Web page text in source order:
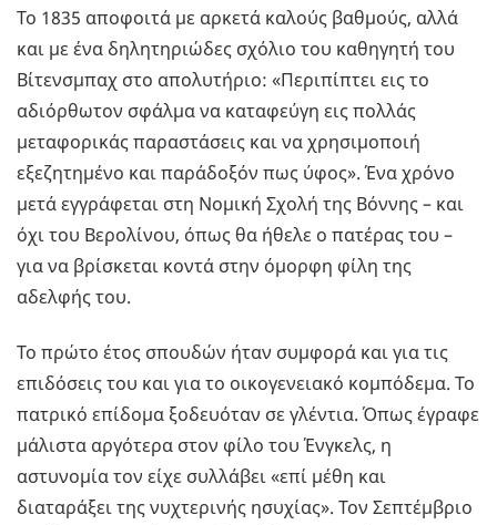
Το 1835 αποφοιτά με αρκετά καλούς βαθμούς, αλλά
και με ένα δηλητηριώδες σχόλιο του καθηγητή του
Βίτενσμπαχ στο απολυτήριο: «Περιπίπτει εις το
αδιόρθωτον σφάλμα να καταφεύγη εις πολλάς
μεταφορικάς παραστάσεις και να χρησιμοποιή
εξεζητημένο και παράδοξόν πως ύφος». Ένα χρόνο
μετά εγγράφεται στη Νομική Σχολή της Βόννης – και
όχι του Βερολίνου, όπως θα ήθελε ο πατέρας του –
για να βρίσκεται κοντά στην όμορφη φίλη της
αδελφής του.
Το πρώτο έτος σπουδών ήταν συμφορά και για τις
επιδόσεις του και για το οικογενειακό κομπόδεμα. Το
πατρικό επίδομα ξοδευόταν σε γλέντια. Όπως έγραφε
μάλιστα αργότερα στον φίλο του Ένγκελς, η
αστυνομία τον είχε συλλάβει «επί μέθη και
διαταράξει της νυχτερινής ησυχίας». Τον Σεπτέμβριο